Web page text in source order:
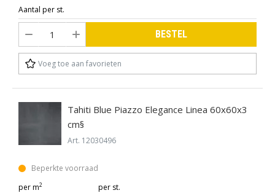
Aantal per st.
BESTEL
Voeg toe aan favorieten
Tahiti Blue Piazzo Elegance Linea 60x60x3
cm§
Art. 12030496
Beperkte voorraad
per m2 per st.